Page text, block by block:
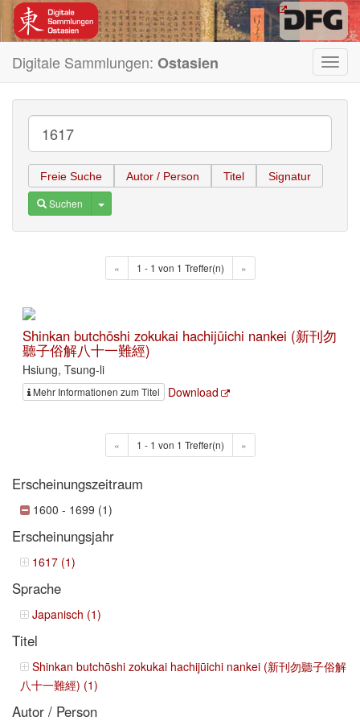
Digitale Sammlungen: Ostasien
Freie Suche Autor / Person Titel Signatur
Suchen Toggle Dropdown
« 1 - 1 von 1 Treffer(n) »
Shinkan butchōshi zokukai hachijūichi nankei (新刊勿
聽子俗解八十一難經)
Hsiung, Tsung-li
Mehr Informationen zum Titel Download
« 1 - 1 von 1 Treffer(n) »
Erscheinungszeitraum
1600 - 1699 (1)
Erscheinungsjahr
1617 (1)
Sprache
Japanisch (1)
Titel
Shinkan butchōshi zokukai hachijūichi nankei (新刊勿聽子俗解
八十一難經) (1)
Autor / Person